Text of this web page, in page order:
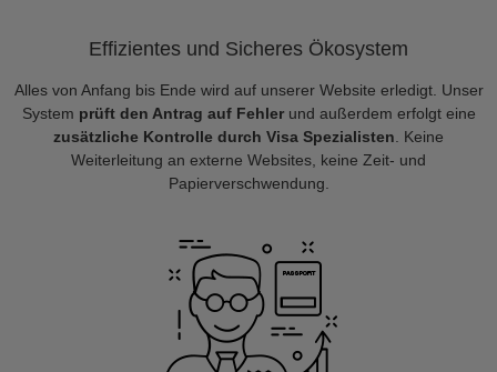
Effizientes und Sicheres Ökosystem
Alles von Anfang bis Ende wird auf unserer Website erledigt. Unser
System prüft den Antrag auf Fehlerund außerdem erfolgt eine
zusätzliche Kontrolle durch Visa Spezialisten . Keine
Weiterleitung an externe Websites, keine Zeit- und
Papierverschwendung.